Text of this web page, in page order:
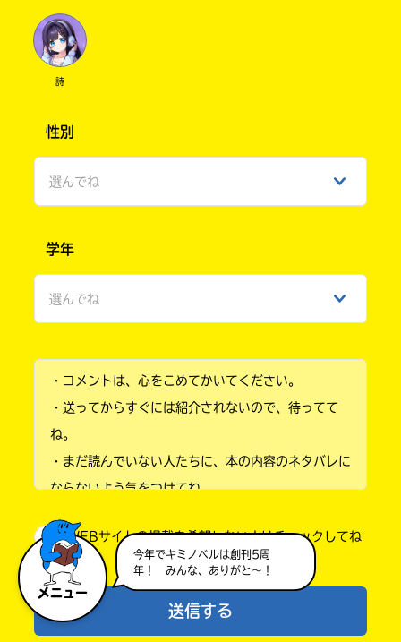
メニュー
今年でキミノベルは創刊5周
年！ みんな、ありがと～！
✎ܚ りのん ㄘԣꩢ
▶ King & Prince語り部𓂃 𓈒𓏸☽.ﾟ
ダンスが ｷﾚｷﾚ ですごくかっこいい ꒰՞⸝⸝⊃ ·̫ <՞꒱
MV の世界観が ドラマとかみあっててすごくす
てき
⸝⸝⸝
です ꕀ .ᐟ.ᐟ
▶︎ izna語り部 𓂃 𓈒𓏸☽.ﾟ
高身長でクールなところがかっこいい ^⸝⸝𖦹 ·̫
う ⊹꒷꒦ ｡ﾟ
✎ܚ 霧星 結樹羽 ㄘԣꩢ
かわいぃよね ꒰՞⸝⸝ ɞ̴̶̷ ·̫ ɞ̴̶̷՞ ⸝⸝꒱
今回こそ３度目の正直で成立してほしい
私は今のところ . せり × おひな様 カップルが
最推しかも⊹˚. ♫
え ꕀ .ᐟ.ᐟ ぜんぜんだいじょうぶだよ .ᐟ.ᐟ
ふんいき真似は . むしろうれしいから ՞⸝⸝. .⸝⸝՞݂˳
詩
性別
選んでね
ひみつ
学年
選んでね
小学2年
小学4年
小学6年
中学1年
中学2年
・コメントは、心をこめてかいてください。
・送ってからすぐには紹介されないので、待ってて
ね。
・まだ読んでいない人たちに、本の内容のネタバレに
ならないよう気をつけてね。
が出るので、そこから応募してね。
・ポプラ社の宣伝物で紹介させてもらうことがある
よ。
・かき終えたら、人を傷つけていたり、個人情報をか
WEBサイトの掲載を希望しない人はチェックしてね
送信する